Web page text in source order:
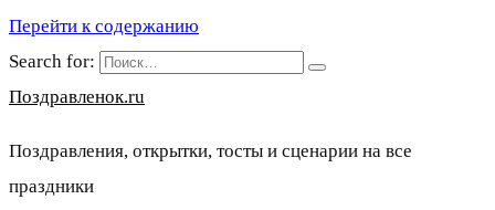
Перейти к содержанию
Search for:
Поздравленок.ru
Поздравления, открытки, тосты и сценарии на все
праздники